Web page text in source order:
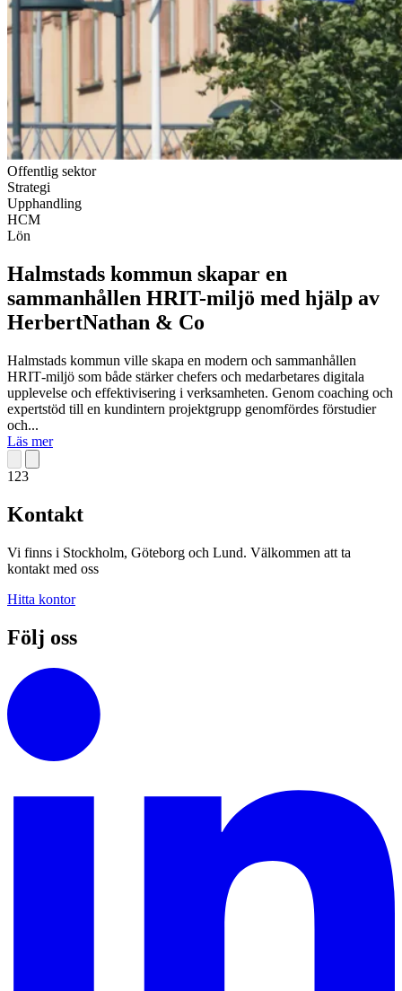
Offentlig sektor
Strategi
Upphandling
HCM
Lön
Halmstads kommun skapar en
sammanhållen HRIT-miljö med hjälp av
HerbertNathan & Co
Halmstads kommun ville skapa en modern och sammanhållen
HRIT‑miljö som både stärker chefers och medarbetares digitala
upplevelse och effektivisering i verksamheten. Genom coaching och
expertstöd till en kundintern projektgrupp genomfördes förstudier
och...
Läs mer
1 23
Kontakt
Vi finns i Stockholm, Göteborg och Lund. Välkommen att ta
kontakt med oss
Hitta kontor
Följ oss